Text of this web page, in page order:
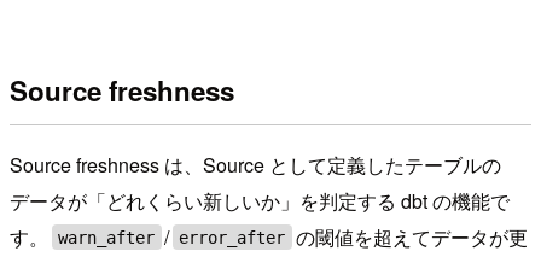
Source freshness
Source freshness は、Source として定義したテーブルの
データが「どれくらい新しいか」を判定する dbt の機能で
す。
warn_after / error_after の閾値を超えてデータが更